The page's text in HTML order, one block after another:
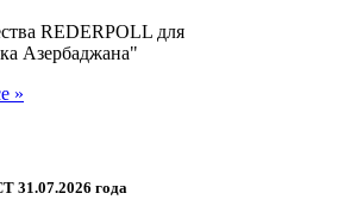
REDERPOLL для
Азербаджана"
»
года